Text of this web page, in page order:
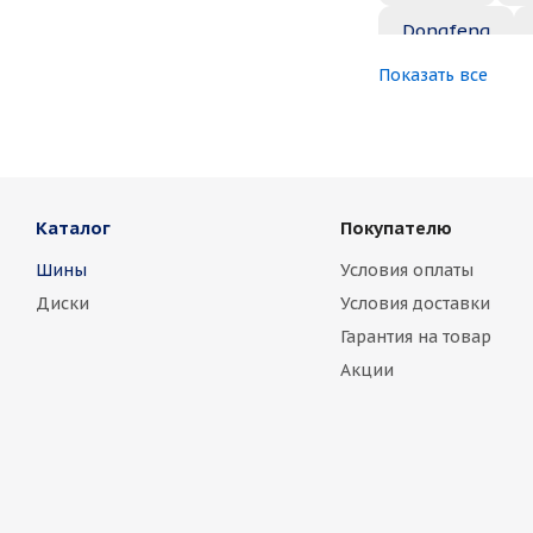
Dongfeng
Great Wall
Nissan
Rover
Toyota
Показать все
Каталог
Шины
Диски
Покупателю
Условия оплаты
Условия доставки
Гарантия на товар
Акции